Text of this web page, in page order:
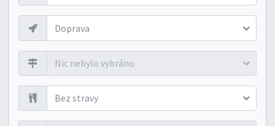
Doprava
Nic nebylo vybráno
Bez stravy